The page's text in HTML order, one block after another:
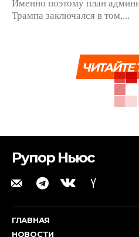
Именно поэтому план
Трампа заключался в том,...
ЧИТАЙТЕ
Рупор Ньюс
ГЛАВНАЯ
НОВОСТИ